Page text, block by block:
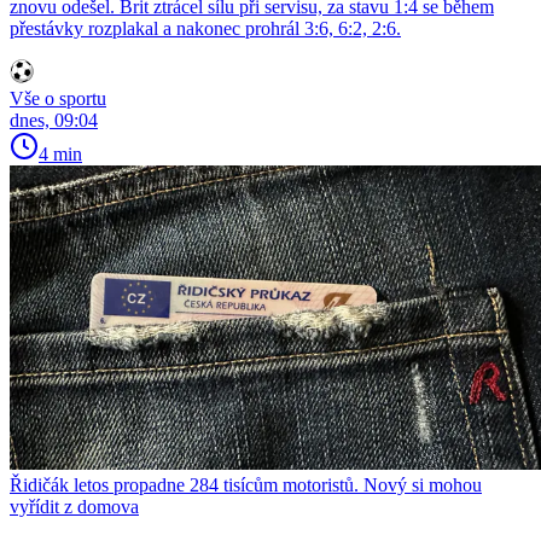
znovu odešel. Brit ztrácel sílu při servisu, za stavu 1:4 se během
přestávky rozplakal a nakonec prohrál 3:6, 6:2, 2:6.
Vše o sportu
dnes, 09:04
4 min
Řidičák letos propadne 284 tisícům motoristů. Nový si mohou
vyřídit z domova